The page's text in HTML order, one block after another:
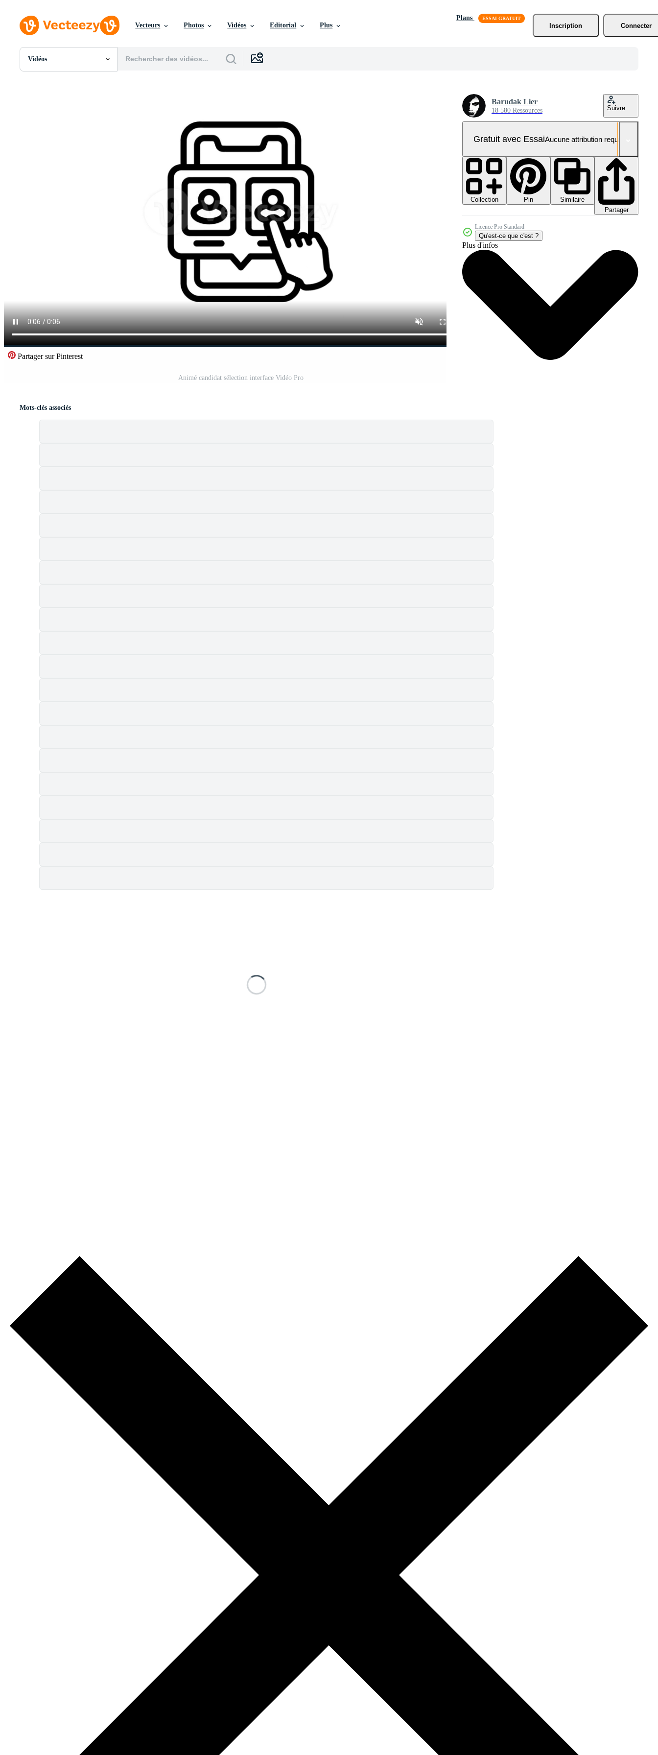
Vecteurs Photos Vidéos Editorial Plus
Plans
Inscription
Connecter
Vidéos
Toutes Images
Partager sur Pinterest
Animé candidat sélection interface Vidéo Pro
Barudak Lier
18 580 Ressources Suivre
Gratuit avec EssaiAucune attribution requise
Collection Pin
Similaire
Partager
Licence Pro Standard
Qu'est-ce que c'est ?
Plus d'infos
Mots-clés associés